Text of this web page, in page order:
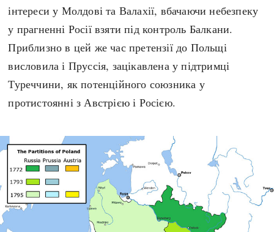
інтереси у Молдові та Валахії, вбачаючи небезпеку
у прагненні Росії взяти під контроль Балкани.
Приблизно в цей же час претензії до Польщі
висловила і Пруссія, зацікавлена у підтримці
Туреччини, як потенційного союзника у
протистоянні з Австрією і Росією.